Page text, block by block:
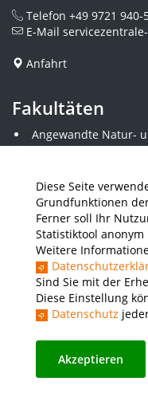
Diese Seite
Grundfunktionen
Ferner soll Ihr
Statistiktool
Weitere
Sind Sie mit der
Diese Einstellung
Datenschutz
Akzeptieren
Telefon +49 9721 940-
E-Mail
Anfahrt
Fakultäten
Angewandte Natur-
Angewandte
Elektrotechnik
Gestaltung
Informatik und
Kunststofftechnik
Maschinenbau
THWS Business
Presse
Instagram YouTube